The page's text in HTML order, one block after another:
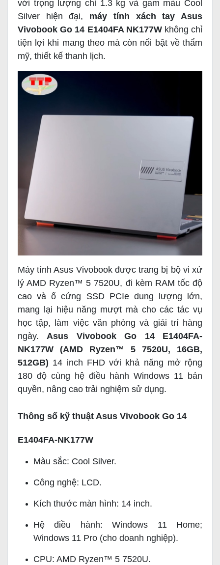
với trọng lượng chỉ 1.3 kg và gam màu Cool
Silver hiện đại, máy tính xách tay Asus
Vivobook Go 14 E1404FA NK177Wkhông chỉ
tiện lợi khi mang theo mà còn nổi bật về thẩm
mỹ, thiết kế thanh lịch.
Máy tính Asus Vivobook được trang bị bộ vi xử
lý AMD Ryzen™ 5 7520U, đi kèm RAM tốc độ
cao và ổ cứng SSD PCIe dung lượng lớn,
mang lại hiệu năng mượt mà cho các tác vụ
học tập, làm việc văn phòng và giải trí hàng
ngày.Asus Vivobook Go 14 E1404FA-
NK177W (AMD Ryzen™ 5 7520U, 16GB,
512GB) 14 inch FHD với khả năng mở rộng
180 độ cùng hệ điều hành Windows 11 bản
quyền, nâng cao trải nghiệm sử dụng.
Thông số kỹ thuật Asus Vivobook Go 14
E1404FA-NK177W
Màu sắc: Cool Silver.
Công nghệ: LCD.
Kích thước màn hình: 14 inch.
Hệ điều hành: Windows 11 Home;
Windows 11 Pro (cho doanh nghiệp).
CPU: AMD Ryzen™ 5 7520U.